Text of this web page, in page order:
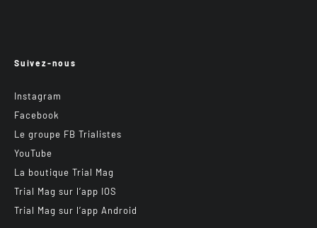
Suivez-nous
Instagram
Facebook
Le groupe FB Trialistes
YouTube
La boutique Trial Mag
Trial Mag sur l’app IOS
Trial Mag sur l’app Android